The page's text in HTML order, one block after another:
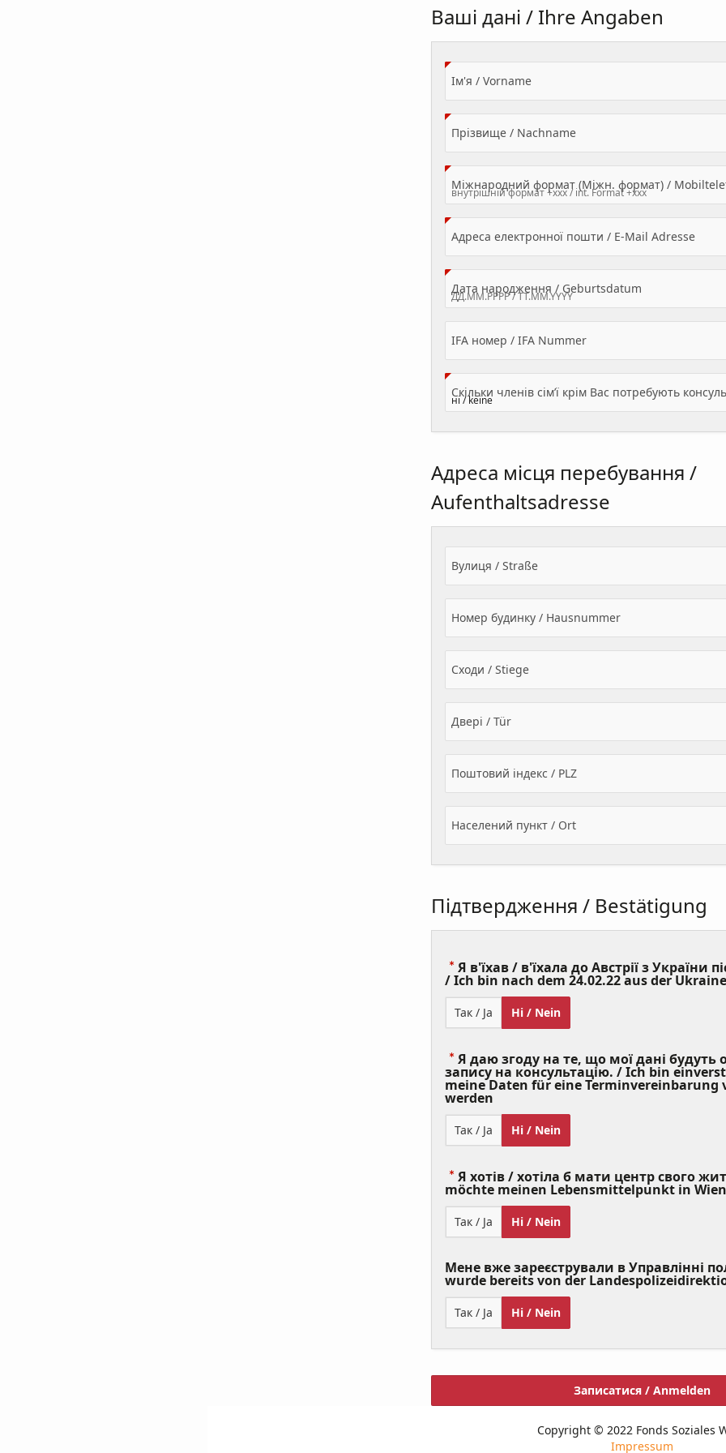
Ваші дані / Ihre Angaben
Ім'я / Vorname(Value Required)
Прізвище / Nachname(Value Required)
Міжнародний формат (Міжн. формат) /
Адреса електронної пошти / E-Mail Adresse
Дата народження / Geburtsdatum
IFA номер / IFA Nummer
Адреса місця перебування /
Aufenthaltsadresse
Вулиця / Straße
Номер будинку / Hausnummer
Сходи / Stiege
Двері / Tür
Поштовий індекс / PLZ
Населений пункт / Ort
Підтвердження / Bestätigung
Я в'їхав / в'їхала до Австрії з України
/ Ich bin nach dem 24.02.22 aus der
Так / Ja Ні / Nein
Я даю згоду на те, що мої дані будуть
запису на консультацію. / Ich bin
meine Daten für eine Terminvereinbarung
werden
Required)
Так / Ja Ні / Nein
Я хотів / хотіла б мати центр свого
möchte meinen Lebensmittelpunkt in
Так / Ja Ні / Nein
Мене вже зареєстрували в Управлінні
wurde bereits von der
Так / Ja Ні / Nein
Записатися / Anmelden
Copyright © 2022 Fonds Soziales
Impressum